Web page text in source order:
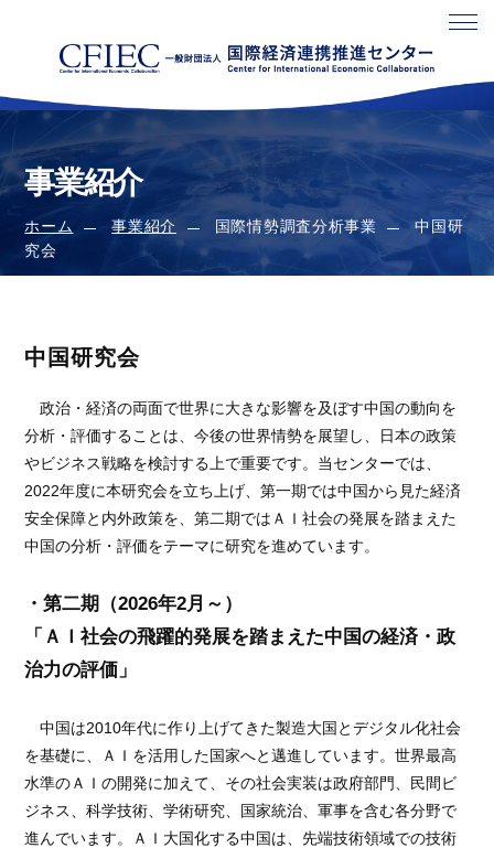
事業紹介
ホーム 事業紹介 国際情勢調査分析事業
中国研
究会
中国研究会
政治・経済の両面で世界に大きな影響を及ぼす中国の動向を
分析・評価することは、今後の世界情勢を展望し、日本の政策
やビジネス戦略を検討する上で重要です。当センターでは、
2022年度に本研究会を立ち上げ、第一期では中国から見た経済
安全保障と内外政策を、第二期ではＡＩ社会の発展を踏まえた
中国の分析・評価をテーマに研究を進めています。
・第二期（2026年2月～）
「ＡＩ社会の飛躍的発展を踏まえた中国の経済・政
治力の評価」
中国は2010年代に作り上げてきた製造大国とデジタル化社会
を基礎に、ＡＩを活用した国家へと邁進しています。世界最高
水準のＡＩの開発に加えて、その社会実装は政府部門、民間ビ
ジネス、科学技術、学術研究、国家統治、軍事を含む各分野で
進んでいます。ＡＩ大国化する中国は、先端技術領域での技術